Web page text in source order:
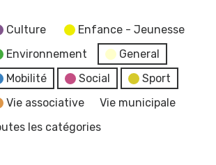
Culture
Enfance - Jeunesse
Environnement
General
Mobilité
Social
Sport
Vie associative
Vie municipale
les catégories